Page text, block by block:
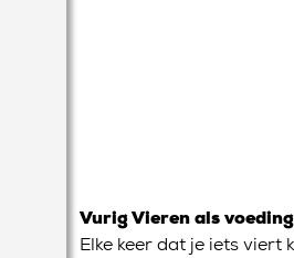
Vurig Vieren als voeding
Elke keer dat je iets